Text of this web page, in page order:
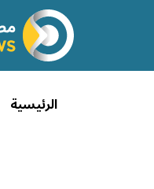
الرئيسية